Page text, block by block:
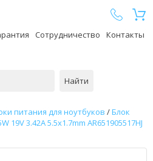
Сотрудничество Контакты
Найти
питания для ноутбуков /Блок
19V 3.42A 5.5x1.7mm AR651905517HJ